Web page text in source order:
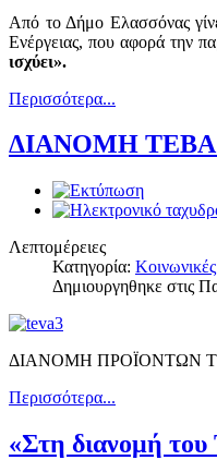
Από το Δήμο Ελασσόνας
Ενέργειας, που αφορά την
ισχύει».
Περισσότερα...
ΔΙΑΝΟΜΗ ΤΕΒΑ
Λεπτομέρειες
Κατηγορία:
Δημιουργηθηκε στις
ΔΙΑΝΟΜΗ ΠΡΟΪΟΝΤΩΝ
Περισσότερα...
«Στη διανομή